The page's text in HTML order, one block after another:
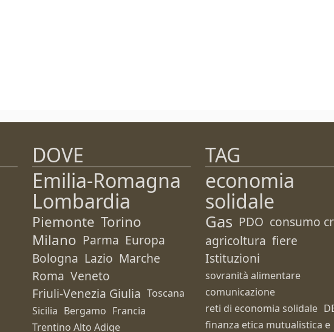
DOVE
Emilia-Romagna
Lombardia
Piemonte Torino
Milano Parma Europa
Bologna Lazio Marche
Roma Veneto
Friuli-Venezia Giulia Toscana
Sicilia Bergamo Francia
Trentino Alto Adige
TAG
economia
solidale
Gas PDO consumo
agricoltura fiere
Istituzioni
sovranità alimentare
comunicazione
reti di economia solidale
finanza etica mutualistica e